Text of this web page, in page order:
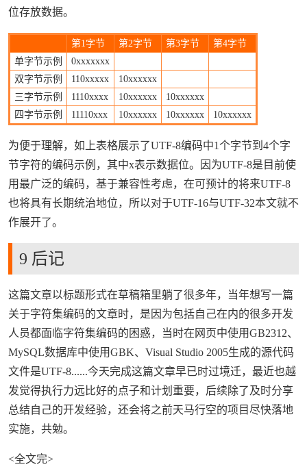
位存放数据。
第1字节 第2字节 第3字节
第4字节
单字节示例
0xxxxxxx
双字节示例
110xxxxx
10xxxxxx
三字节示例
1110xxxx 10xxxxxx
10xxxxxx
四字节示例
11110xxx 10xxxxxx 10xxxxxx 10xxxxxx
为便于理解，如上表格展示了UTF-8编码中1个字节到4个字
节字符的编码示例，其中x表示数据位。因为UTF-8是目前使
用最广泛的编码，基于兼容性考虑，在可预计的将来UTF-8
也将具有长期统治地位，所以对于UTF-16与UTF-32本文就不
作展开了。
9 后记
这篇文章以标题形式在草稿箱里躺了很多年，当年想写一篇
关于字符集编码的文章时，是因为包括自己在内的很多开发
人员都面临字符集编码的困惑，当时在网页中使用GB2312、
MySQL数据库中使用GBK、Visual Studio 2005生成的源代码
文件是UTF-8......今天完成这篇文章早已时过境迁，最近也越
发觉得执行力远比好的点子和计划重要，后续除了及时分享
总结自己的开发经验，还会将之前天马行空的项目尽快落地
实施，共勉。
<全文完>